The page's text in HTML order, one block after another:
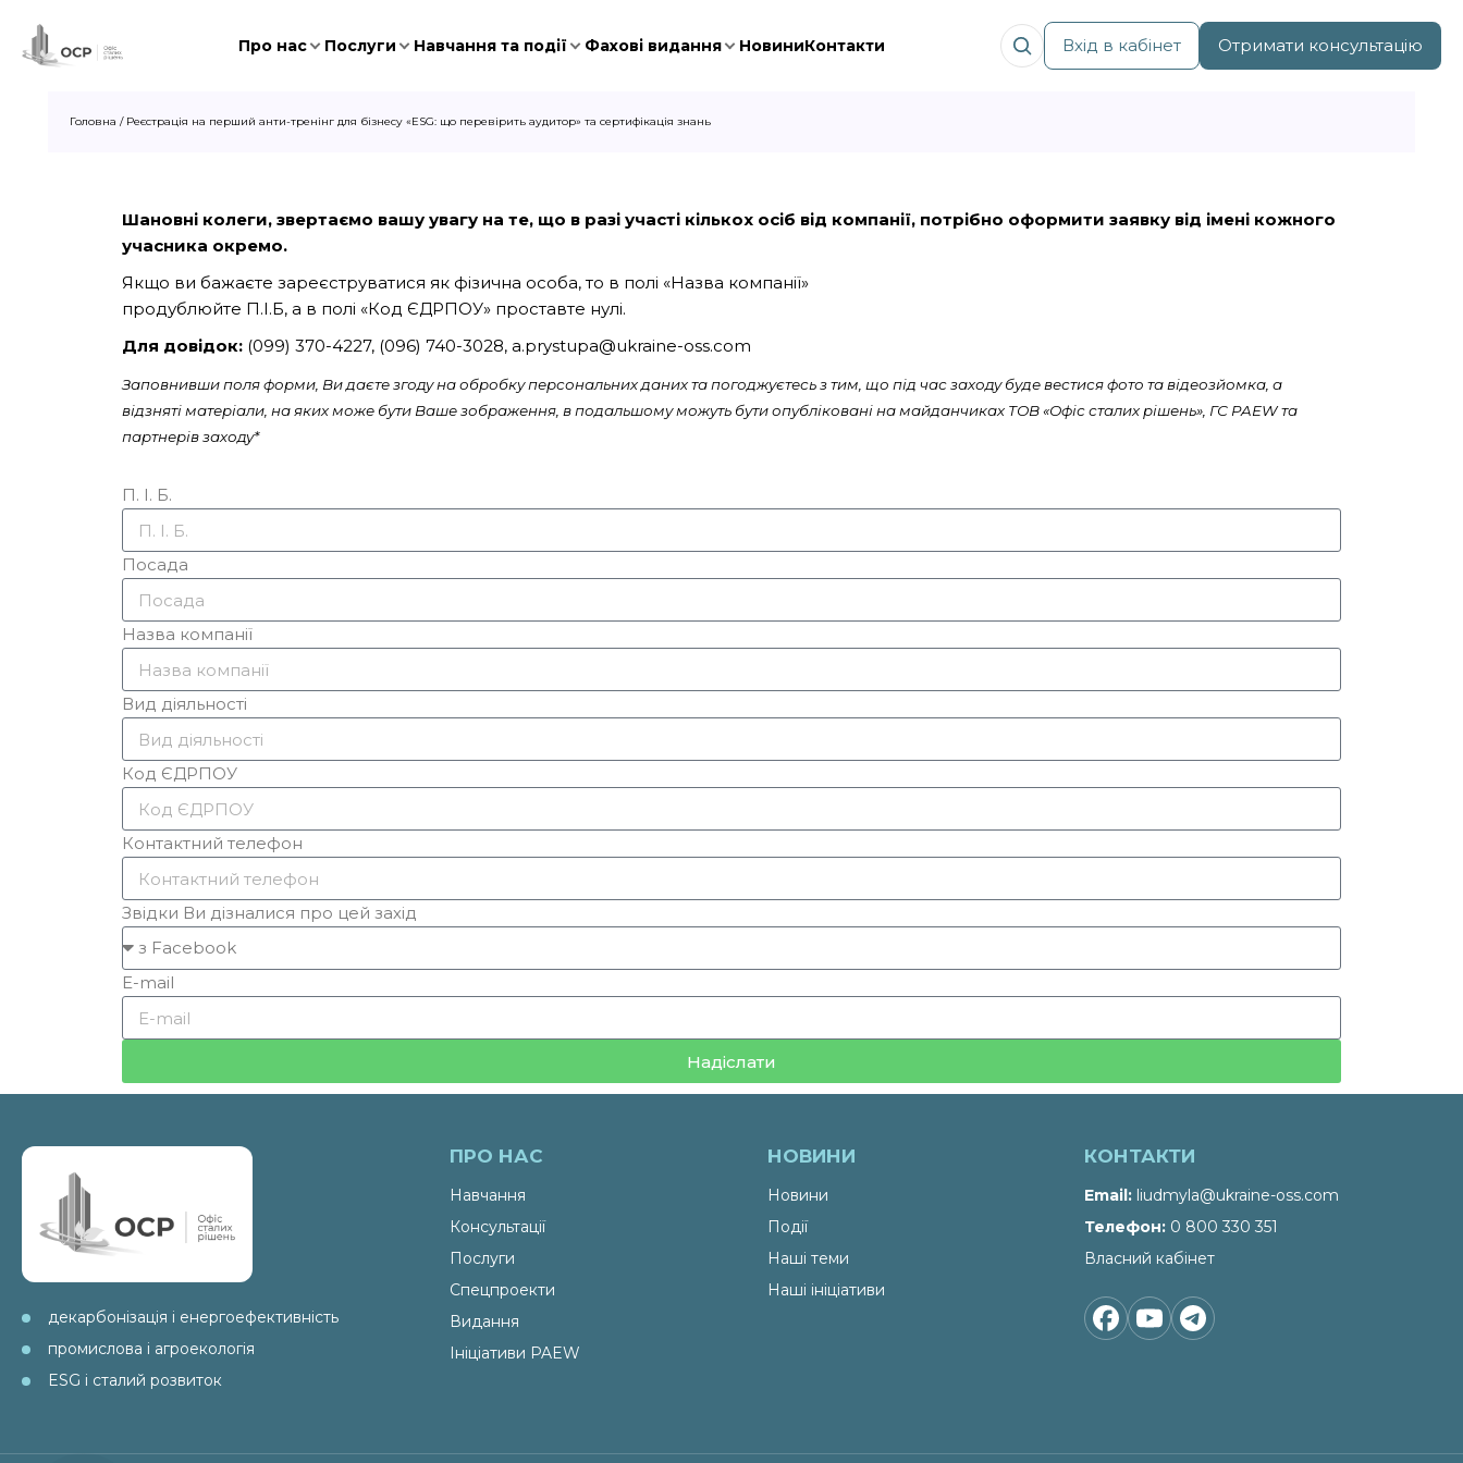
Про нас Послуги Навчання та події Фахові видання НовиниКонтакти Вхід в кабінет Отримати консультацію
Головна / Реєстрація на перший анти-тренінг для бізнесу «ESG: що перевірить аудитор» та сертифікація знань
Шановні колеги, звертаємо вашу увагу на те, що в разі участі кількох осіб від компанії, потрібно оформити заявку від імені кожного
учасника окремо.
Якщо ви бажаєте зареєструватися як фізична особа, то в полі «Назва компанії»
продублюйте П.І.Б, а в полі «Код ЄДРПОУ» проставте нулі.
Для довідок: (099) 370-4227, (096) 740-3028, a.prystupa@ukraine-oss.com
Заповнивши поля форми, Ви даєте згоду на обробку персональних даних та погоджуєтесь з тим, що під час заходу буде вестися фото та відеозйомка, а
відзняті матеріали, на яких може бути Ваше зображення, в подальшому можуть бути опубліковані на майданчиках ТОВ «Офіс сталих рішень», ГС PAEW та
партнерів заходу*
П. І. Б.
Посада
Назва компанії
Вид діяльності
Код ЄДРПОУ
Контактний телефон
Звідки Ви дізналися про цей захід
E-mail
Надіслати
декарбонізація і енергоефективність
промислова і агроекологія
ESG і сталий розвиток
ПРО НАС
Навчання
Консультації
Послуги
Спецпроекти
Видання
Ініціативи PAEW
НОВИНИ
Новини
Події
Наші теми
Наші ініціативи
КОНТАКТИ
Email liudmyla@ukraine-oss.com
Телефон 0 800 330 351
Власний кабінет